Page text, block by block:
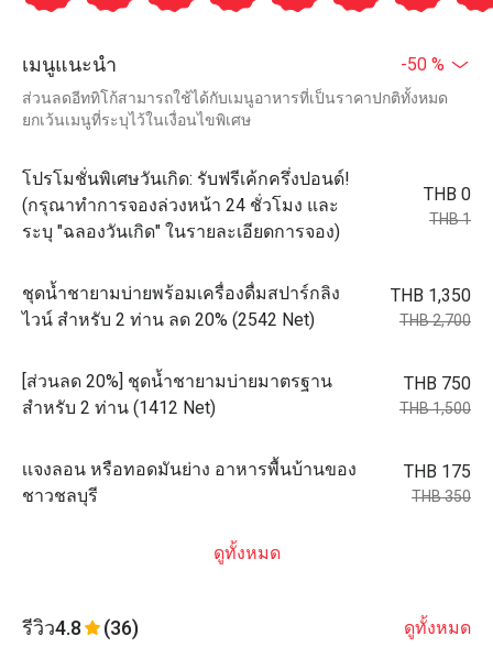
เมนูแนะนำ -50 %
ส่วนลดอีททิโก้สามารถใช้ได้กับเมนูอาหารที่เป็นราคาปกติทั้งหมด
ยกเว้นเมนูที่ระบุไว้ในเงื่อนไขพิเศษ
โปรโมชั่นพิเศษวันเกิด: รับฟรีเค้กครึ่งปอนด์!
(กรุณาทำการจองล่วงหน้า 24 ชั่วโมง และ
ระบุ "ฉลองวันเกิด" ในรายละเอียดการจอง)
THB 0
THB 1
ชุดน้ำชายามบ่ายพร้อมเครื่องดื่มสปาร์กลิง
ไวน์ สำหรับ 2 ท่าน ลด 20% (2542 Net)
THB 1,350
THB 2,700
[ส่วนลด 20%] ชุดน้ำชายามบ่ายมาตรฐาน
สำหรับ 2 ท่าน (1412 Net)
THB 750
THB 1,500
เเจงลอน หรือทอดมันย่าง อาหารพื้นบ้านของ
ชาวชลบุรี
THB 175
THB 350
ดูทั้งหมด
รีวิว4.8 (36) ดูทั้งหมด